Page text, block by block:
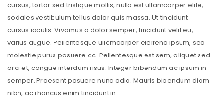
cursus, tortor sed tristique mollis, nulla est ullamcorper elite,
sodales vestibulum tellus dolor quis massa. Ut tincidunt
cursus iaculis. Vivamus a dolor semper, tincidunt velit eu,
varius augue. Pellentesque ullamcorper eleifend ipsum, sed
molestie purus posuere ac. Pellentesque est sem, aliquet sed
orci et, congue interdum risus. Integer bibendum ac ipsum in
semper. Praesent posuere nunc odio. Mauris bibendum diam
nibh, ac rhoncus enim tincidunt in.